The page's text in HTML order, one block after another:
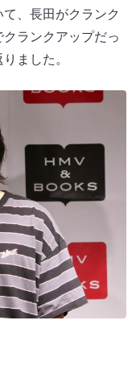
、長田がクランク
ランクアップだっ
ました。